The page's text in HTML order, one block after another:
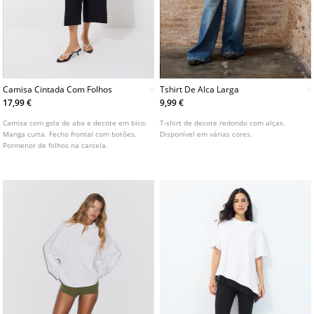
Camisa Cintada Com Folhos
17,99 €
Camisa com gola de aba e decote em bico.
Manga curta. Fecho frontal com botões.
Pormenor de folhos na carcela.
Tshirt De Alca Larga
9,99 €
T-shirt de decote redondo com alças.
Disponível em várias cores.